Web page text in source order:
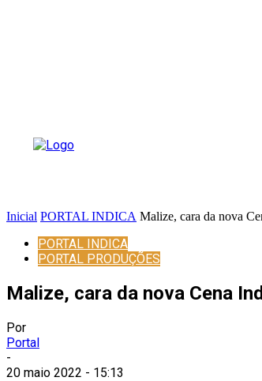
Inicial PORTAL INDICA Malize, cara da nova
PORTAL INDICA
PORTAL PRODUÇÕES
Malize, cara da nova Cena
Por
Portal
-
20 maio 2022 - 15:13